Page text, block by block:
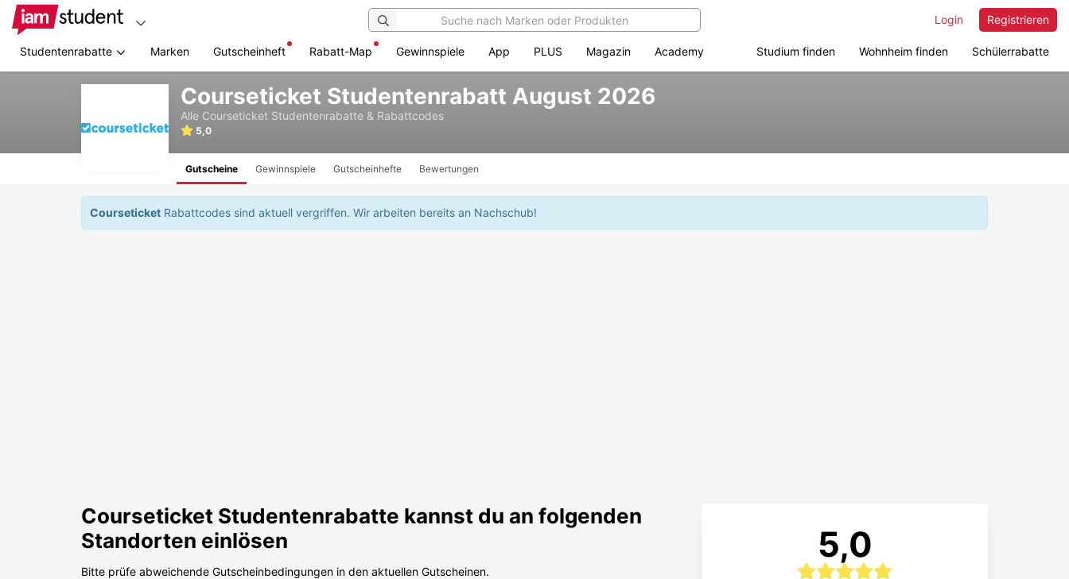
Registrieren
Login
Studentenrabatte Marken Gutscheinheft Rabatt-Map Gewinnspiele App PLUS Magazin Academy Studium finden Wohnheim finden Schülerrabatte
Courseticket Studentenrabatt August 2026
Alle Courseticket Studentenrabatte & Rabattcodes
5,0
Gutscheine Gewinnspiele Gutscheinhefte Bewertungen
Courseticket Rabattcodes sind aktuell vergriffen. Wir arbeiten bereits an Nachschub!
Courseticket Studentenrabatte kannst du an folgenden
Standorten einlösen
Bitte prüfe abweichende Gutscheinbedingungen in den aktuellen Gutscheinen.
5,0